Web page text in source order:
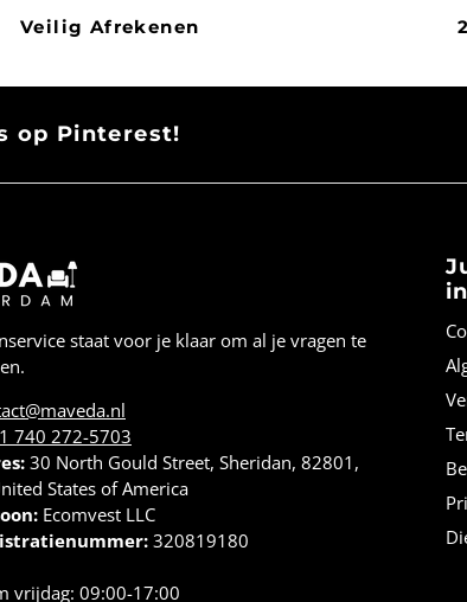
Veilig Afrekenen
op Pinterest!
staat voor je klaar om al je vragen te
740 272-5703
30 North Gould Street, Sheridan, 82801,
States of America
Ecomvest LLC
320819180
vrijdag: 09:00-17:00